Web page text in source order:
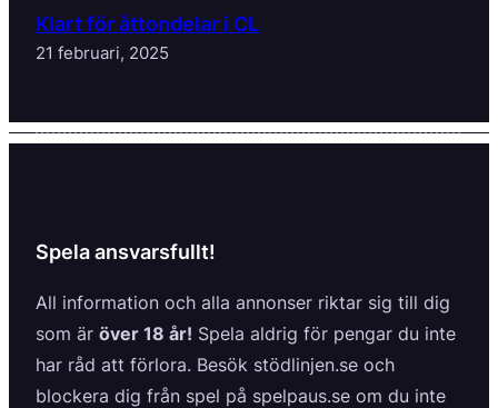
Klart för åttondelar i CL
21 februari, 2025
Spela ansvarsfullt!
All information och alla annonser riktar sig till dig
som är över 18 år! Spela aldrig för pengar du inte
har råd att förlora. Besök stödlinjen.se och
blockera dig från spel på spelpaus.se om du inte